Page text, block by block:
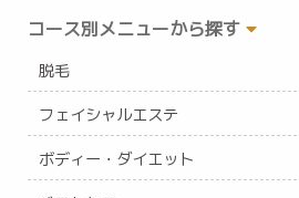
コース別メニューから探す
脱毛
フェイシャルエステ
ボディー・ダイエット